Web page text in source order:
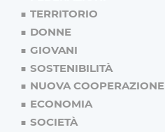
TERRITORIO
DONNE
GIOVANI
SOSTENIBILITÀ
NUOVA COOPERAZIONE
ECONOMIA
SOCIETÀ